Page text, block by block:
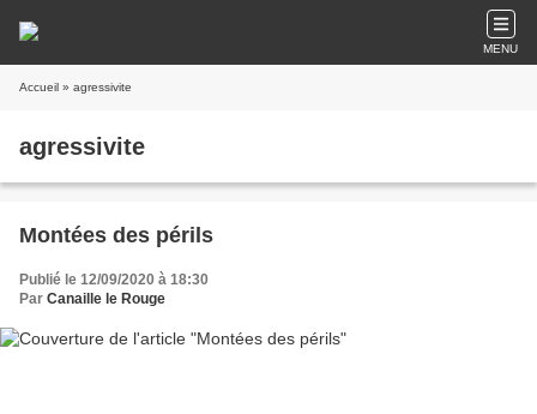
MENU
Accueil » agressivite
agressivite
Montées des périls
Publié le 12/09/2020 à 18:30
Par Canaille le Rouge